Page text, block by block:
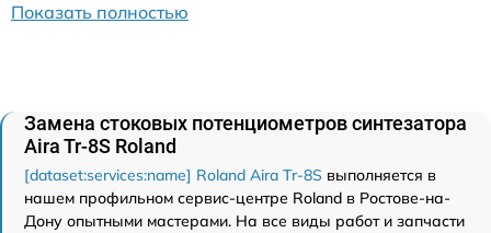
Показать полностью
Замена стоковых потенциометров синтезатора
Aira Tr-8S Roland
[dataset:services:name] Roland Aira Tr-8S выполняется в
нашем профильном сервис-центре Roland в Ростове-на-
Дону опытными мастерами. На все виды работ и запчасти